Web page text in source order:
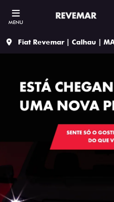
MENU
Fiat Revemar | Calhau |